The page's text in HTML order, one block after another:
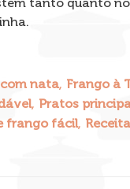
nata, Frango à
, Pratos
frango fácil,